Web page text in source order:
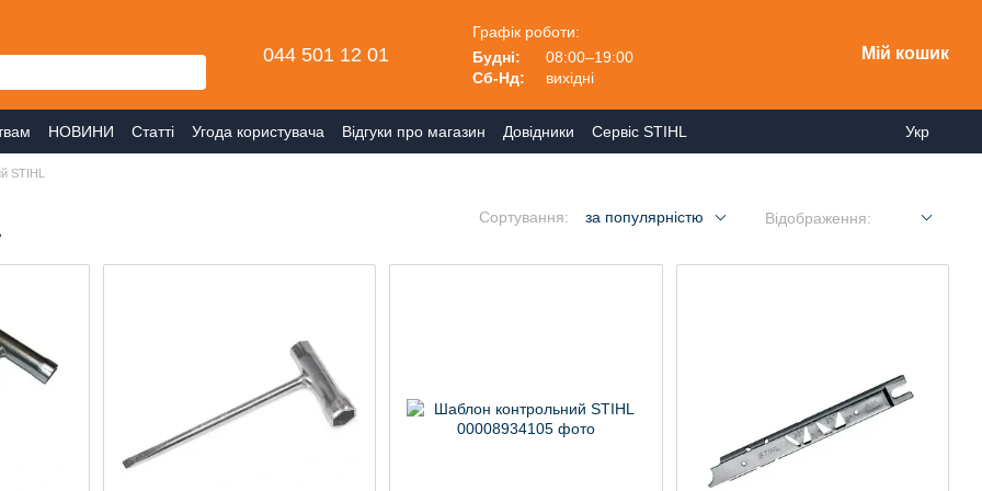
044 501 12 01
Графік роботи:
Будні:
08:00–19:00
Сб-Нд:
вихідні
Мій кошик
НОВИНИ Статті Угода користувача Відгуки про магазин Довідники Сервіс STIHL Укр
STIHL
Сортування: за популярністю Відображення: